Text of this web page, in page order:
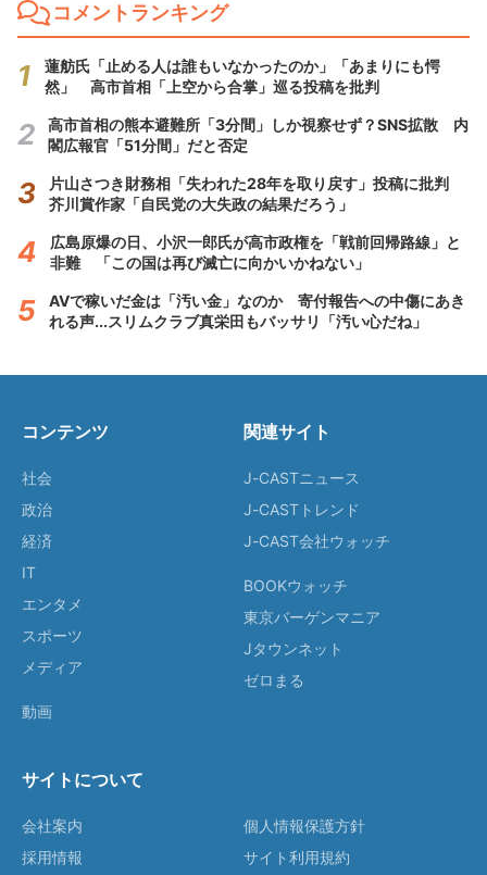
コメントランキング
蓮舫氏「止める人は誰もいなかったのか」「あまりにも愕
然」 高市首相「上空から合掌」巡る投稿を批判
高市首相の熊本避難所「3分間」しか視察せず？SNS拡散 内
閣広報官「51分間」だと否定
片山さつき財務相「失われた28年を取り戻す」投稿に批判
芥川賞作家「自民党の大失政の結果だろう」
広島原爆の日、小沢一郎氏が高市政権を「戦前回帰路線」と
非難 「この国は再び滅亡に向かいかねない」
AVで稼いだ金は「汚い金」なのか 寄付報告への中傷にあき
れる声...スリムクラブ真栄田もバッサリ「汚い心だね」
コンテンツ
社会
政治
経済
IT
エンタメ
スポーツ
メディア
動画
関連サイト
J-CASTニュース
J-CASTトレンド
J-CAST会社ウォッチ
BOOKウォッチ
東京バーゲンマニア
Jタウンネット
ゼロまる
サイトについて
会社案内
採用情報
個人情報保護方針
サイト利用規約